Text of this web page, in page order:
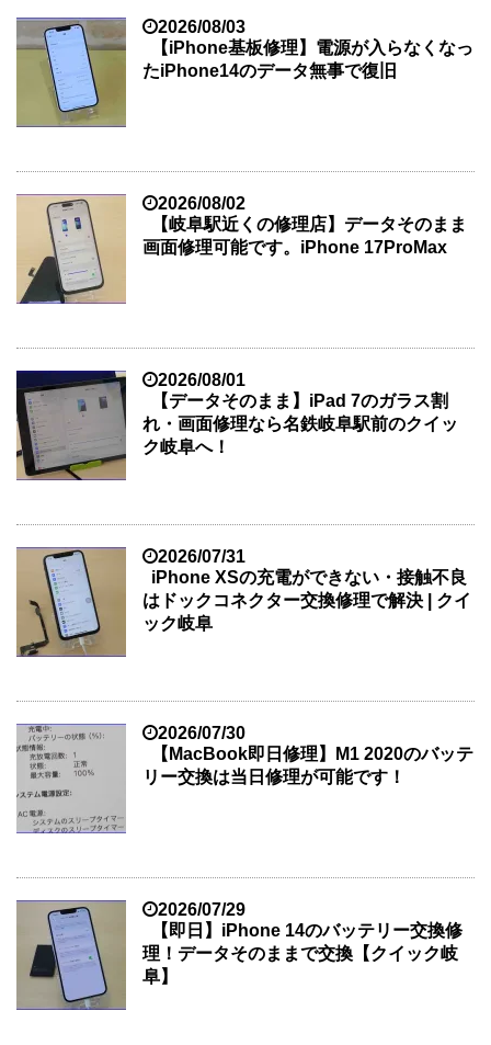
2026/08/03
【iPhone基板修理】電源が入らなくなっ
たiPhone14のデータ無事で復旧
2026/08/02
【岐阜駅近くの修理店】データそのまま
画面修理可能です。iPhone 17ProMax
2026/08/01
【データそのまま】iPad 7のガラス割
れ・画面修理なら名鉄岐阜駅前のクイッ
ク岐阜へ！
2026/07/31
iPhone XSの充電ができない・接触不良
はドックコネクター交換修理で解決 | クイ
ック岐阜
2026/07/30
【MacBook即日修理】M1 2020のバッテ
リー交換は当日修理が可能です！
2026/07/29
【即日】iPhone 14のバッテリー交換修
理！データそのままで交換【クイック岐
阜】